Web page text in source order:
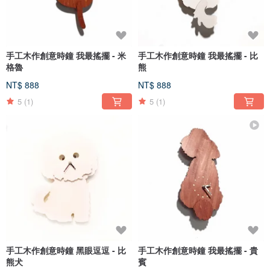
手工木作創意時鐘 我最搖擺 - 米
格魯
NT$ 888
5 (1)
手工木作創意時鐘 我最搖擺 - 比
熊
NT$ 888
5 (1)
手工木作創意時鐘 黑眼逗逗 - 比
熊犬
手工木作創意時鐘 我最搖擺 - 貴
賓